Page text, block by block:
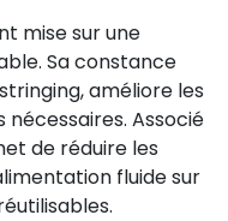
mise sur une
Sa constance
améliore les
Associé
de réduire les
fluide sur